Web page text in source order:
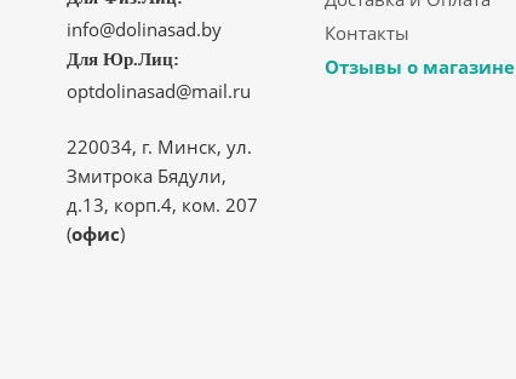
info@dolinasad.by
Для Юр.Лиц:
optdolinasad@mail.ru
220034, г. Минск, ул.
Змитрока Бядули,
д.13, корп.4, ком. 207
(офис)
Контакты
Отзывы о магазине